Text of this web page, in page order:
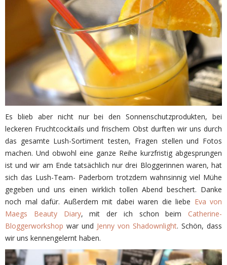
Es blieb aber nicht nur bei den Sonnenschutzprodukten, bei
leckeren Fruchtcocktails und frischem Obst durften wir uns durch
das gesamte Lush-Sortiment testen, Fragen stellen und Fotos
machen. Und obwohl eine ganze Reihe kurzfristig abgesprungen
ist und wir am Ende tatsächlich nur drei Bloggerinnen waren, hat
sich das Lush-Team- Paderborn trotzdem wahnsinnig viel Mühe
gegeben und uns einen wirklich tollen Abend beschert. Danke
noch mal dafür. Außerdem mit dabei waren die liebe Eva von
Maegs Beauty Diary, mit der ich schon beim Catherine-
Bloggerworkshop war und Jenny von Shadownlight. Schön, dass
wir uns kennengelernt haben.